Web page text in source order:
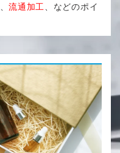
、流通加工、などのポイ